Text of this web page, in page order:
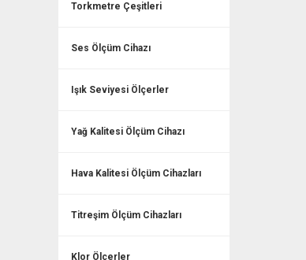
Torkmetre Çeşitleri
Ses Ölçüm Cihazı
Işık Seviyesi Ölçerler
Yağ Kalitesi Ölçüm Cihazı
Hava Kalitesi Ölçüm Cihazları
Titreşim Ölçüm Cihazları
Klor Ölçerler